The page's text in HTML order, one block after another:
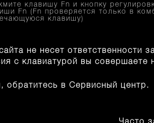
клавишу Fn и кнопку
Fn (Fn проверяется только в
клавишу)
не несет ответственности
с клавиатурой вы совершаете
обратитесь в Сервисный центр.